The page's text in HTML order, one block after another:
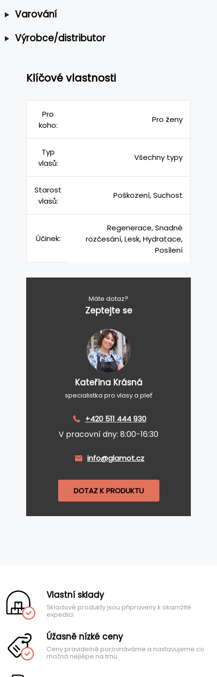
Varování
Výrobce/distributor
Klíčové vlastnosti
Pro
koho:
Pro ženy
Typ
vlasů:
Všechny typy
Starost
vlasů:
Poškození, Suchost
Účinek:
Regenerace, Snadné
rozčesání, Lesk, Hydratace,
Posílení
Máte dotaz?
Zeptejte se
Kateřina Krásná
specialistka pro vlasy a pleť
+420 511 444 930
V pracovní dny: 8:00-16:30
info@glamot.cz
DOTAZ K PRODUKTU
Vlastní sklady
Skladové produkty jsou připraveny k okamžité
expedici
Úžasně nízké ceny
Ceny pravidelně porovnáváme a nastavujeme co
možná nejlépe na trhu